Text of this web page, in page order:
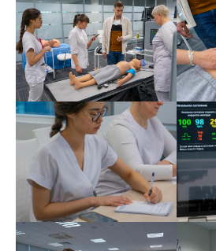
медицины Сам
2017. Профессиональная
специальности
2017. Профессиональная
специальности «Организация
общественное
Дополнительное
2020. Курс «Basic Life Support
Resuscitation
2021. Курс «Basic Life
candidate» European
2021. Курс «Essentials in
Across the Health
Washington